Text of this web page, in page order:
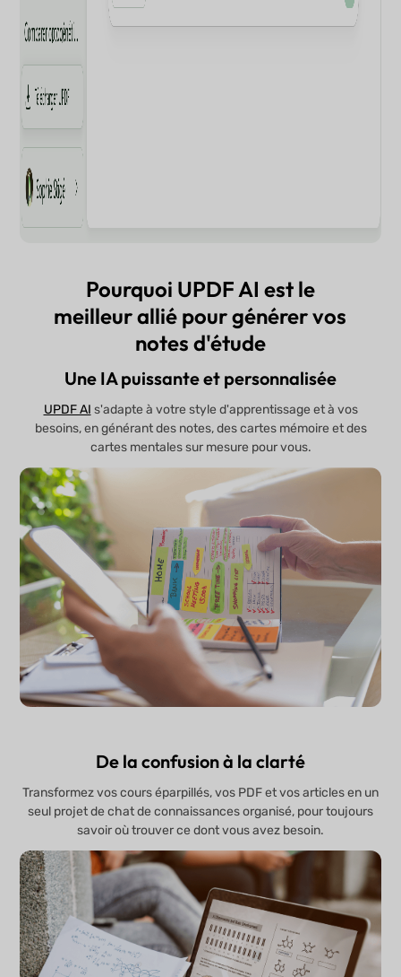
Pourquoi UPDF AI est le
meilleur allié pour générer vos
notes d'étude
Une IA puissante et personnalisée
UPDF AI s'adapte à votre style d'apprentissage et à vos
besoins, en générant des notes, des cartes mémoire et des
cartes mentales sur mesure pour vous.
De la confusion à la clarté
Transformez vos cours éparpillés, vos PDF et vos articles en un
seul projet de chat de connaissances organisé, pour toujours
savoir où trouver ce dont vous avez besoin.